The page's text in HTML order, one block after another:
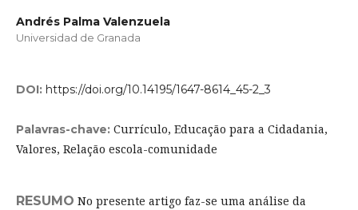
Andrés Palma Valenzuela
Universidad de Granada
DOI: https://doi.org/10.14195/1647-8614_45-2_3
Palavras-chave: Currículo, Educação para a Cidadania,
Valores, Relação escola-comunidade
RESUMO No presente artigo faz-se uma análise da